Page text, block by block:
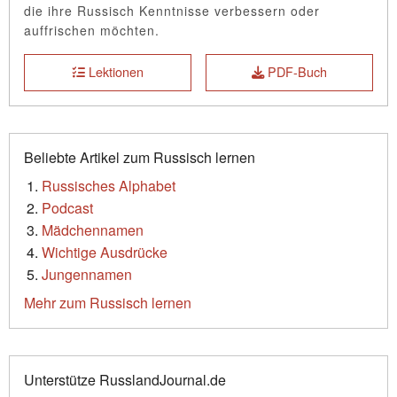
die ihre Russisch Kenntnisse verbessern oder
auffrischen möchten.
Lektionen PDF-Buch
Beliebte Artikel zum Russisch lernen
Russisches Alphabet
Podcast
Mädchennamen
Wichtige Ausdrücke
Jungennamen
Mehr zum Russisch lernen
Unterstütze RusslandJournal.de